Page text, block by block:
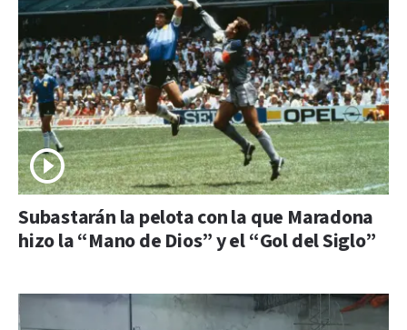
Subastarán la pelota con la que Maradona
hizo la “Mano de Dios” y el “Gol del Siglo”